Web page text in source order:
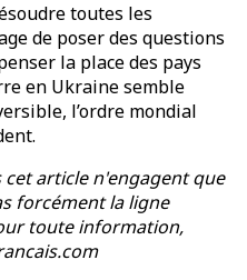
toutes les
de poser des questions
la place des pays
en Ukraine semble
l’ordre mondial
article n'engagent que
forcément la ligne
toute information,